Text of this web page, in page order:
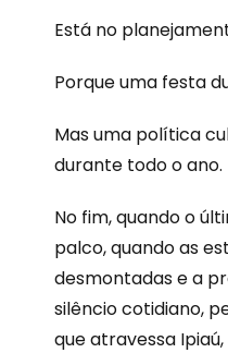
Está no
Porque uma festa
Mas uma política
durante todo o ano.
No fim, quando o
palco, quando as
desmontadas e a
silêncio cotidiano,
que atravessa